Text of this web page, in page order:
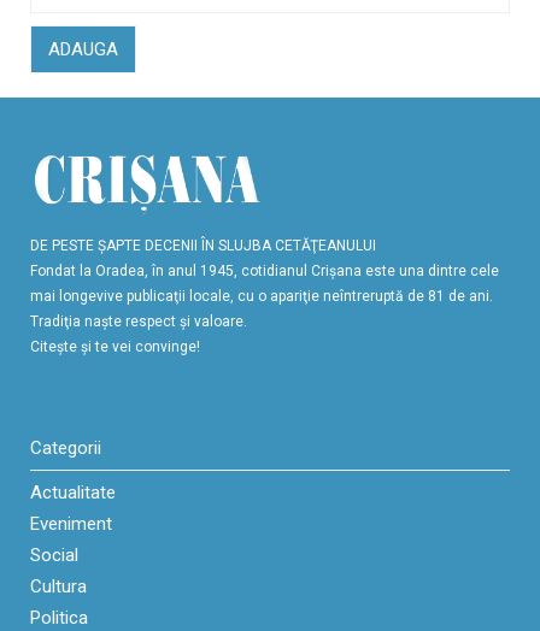
ADAUGA
DE PESTE ŞAPTE DECENII ÎN SLUJBA CETĂŢEANULUI
Fondat la Oradea, în anul 1945, cotidianul Crişana este una dintre cele
mai longevive publicaţii locale, cu o apariţie neîntreruptă de 81 de ani.
Tradiţia naşte respect şi valoare.
Citeşte şi te vei convinge!
Categorii
Actualitate
Eveniment
Social
Cultura
Politica